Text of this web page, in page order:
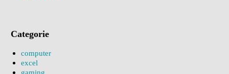
Categorie
computer
excel
gaming